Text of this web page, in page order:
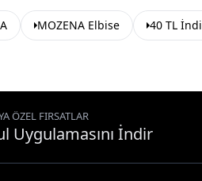
MOZENA Elbise 40 TL
ÖZEL FIRSATLAR
Uygulamasını İndir